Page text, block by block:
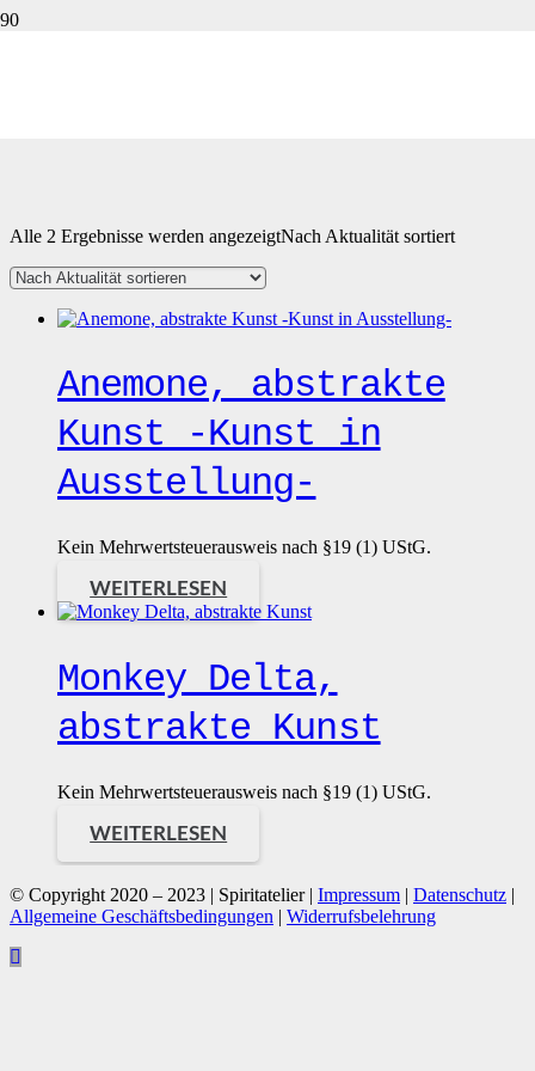
Alle 2 Ergebnisse werden angezeigtNach Aktualität sortiert
Anemone, abstrakte
Kunst -Kunst in
Ausstellung-
Kein Mehrwertsteuerausweis nach §19 (1) UStG.
WEITERLESEN
Monkey Delta,
abstrakte Kunst
Kein Mehrwertsteuerausweis nach §19 (1) UStG.
WEITERLESEN
© Copyright 2020 – 2023 | Spiritatelier | Impressum | Datenschutz |
Allgemeine Geschäftsbedingungen | Widerrufsbelehrung